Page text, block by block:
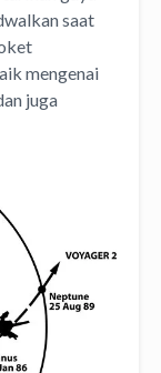
saat
mengenai
juga